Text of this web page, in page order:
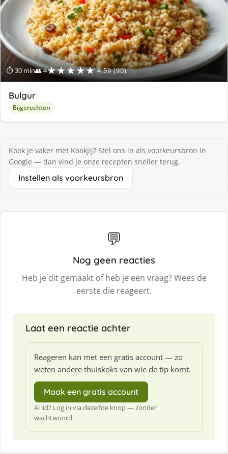
⏱ 30 min👥 4★★★★★ 4.59 (90)
Bulgur
Bijgerechten
Kook je vaker met KookJij? Stel ons in als voorkeursbron in
Google — dan vind je onze recepten sneller terug.
Instellen als voorkeursbron
💬
Nog geen reacties
Heb je dit gemaakt of heb je een vraag? Wees de
eerste die reageert.
Laat een reactie achter
Reageren kan met een gratis account — zo
weten andere thuiskoks van wie de tip komt.
Maak een gratis account
Al lid? Log in via dezelfde knop — zonder
wachtwoord.